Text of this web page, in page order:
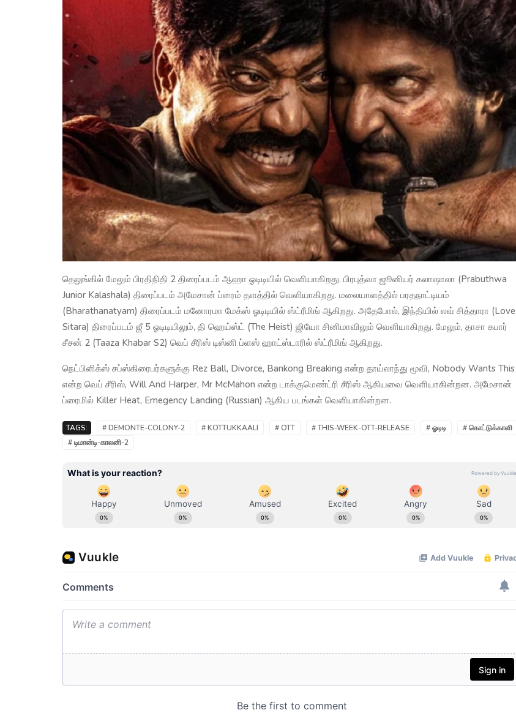
தெலுங்கில் மேலும் பிரதிநிதி 2 திரைப்படம் ஆஹா ஓடிடியில் வெளியாகிறது. பிரபுத்வா ஜூனியர் கலாஷாலா (Prabuthwa
Junior Kalashala) திரைப்படம் அமேசான் ப்ரைம் தளத்தில் வெளியாகிறது. மலையாளத்தில் பரதநாட்டியம்
(Bharathanatyam) திரைப்படம் மனோரமா மேக்ஸ் ஓடிடியில் ஸ்ட்ரீமிங் ஆகிறது. அதேபோல், இந்தியில் லவ் சித்தாரா (Love
Sitara) திரைப்படம் ஜீ 5 ஓடிடியிலும், தி ஹெய்ஸ்ட் (The Heist) ஜியோ சினிமாவிலும் வெளியாகிறது. மேலும், தாசா கபார்
சீசன் 2 (Taaza Khabar S2) வெப் சீரிஸ் டிஸ்னி ப்ளஸ் ஹாட்ஸ்டாரில் ஸ்ட்ரீமிங் ஆகிறது.
நெட்பிளிக்ஸ் சப்ஸ்கிரைபர்களுக்கு Rez Ball, Divorce, Bankong Breaking என்ற தாய்லாந்து மூவி, Nobody Wants This
என்ற வெப் சீரிஸ், Will And Harper, Mr McMahon என்ற டாக்குமெண்ட்ரி சீரிஸ் ஆகியவை வெளியாகின்றன. அமேசான்
ப்ரைமில் Killer Heat, Emegency Landing (Russian) ஆகிய படங்கள் வெளியாகின்றன.
TAGS: # DEMONTE-COLONY-2 # KOTTUKKAALI # OTT # THIS-WEEK-OTT-RELEASE # ஓடிடி
# கொட்டுக்காளி
# டிமான்டி-காலனி-2